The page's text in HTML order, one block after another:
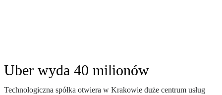
Uber wyda 40 milionów
Technologiczna spółka otwiera w Krakowie duże centrum usług